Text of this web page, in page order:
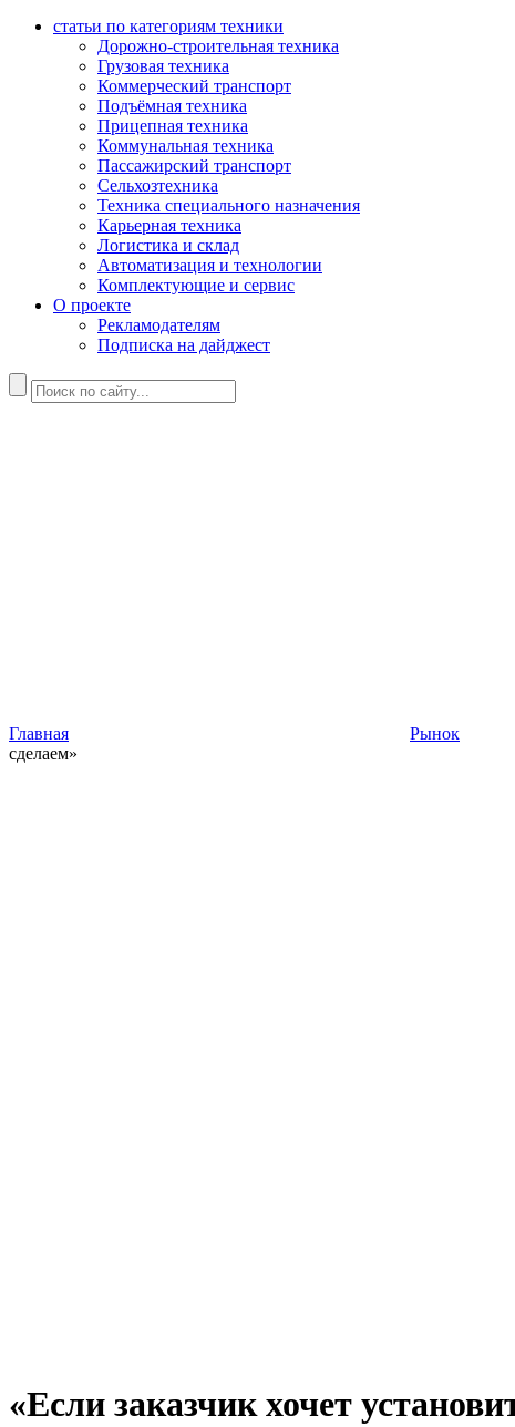
статьи по категориям техники
Дорожно-строительная техника
Грузовая техника
Коммерческий транспорт
Подъёмная техника
Прицепная техника
Коммунальная техника
Пассажирский транспорт
Сельхозтехника
Техника специального назначения
Карьерная техника
Логистика и склад
Автоматизация и технологии
Комплектующие и сервис
О проекте
Рекламодателям
Подписка на дайджест
Главная Рынок
сделаем»
«Если заказчик хочет